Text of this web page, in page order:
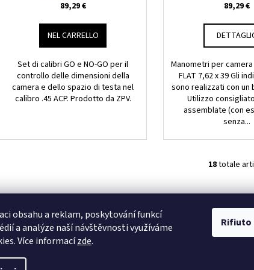
obsahu a reklam, poskytování funkcí
a analýze naší návštěvnosti využíváme
Více informacízde.
Rifiuto
89,29 €
NEL CARRELLO
Set di calibri GO e NO-GO per il
controllo delle dimensioni della
camera e dello spazio di testa nel
calibro .45 ACP. Prodotto da ZPV.
89,29 €
Manometri per
FLAT 7,62 x 39 Gli
sono realizzati con
Utilizzo
assemblate (con
senza...
C
o
n
t
r
o
18totale
delle impostazioni dei cookie